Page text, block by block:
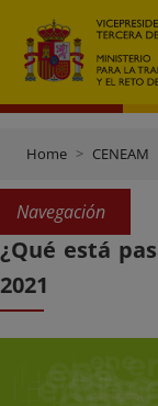
Home CENEAM
Navegación
¿Qué está
2021